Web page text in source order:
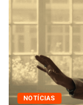
NOTÍCIAS